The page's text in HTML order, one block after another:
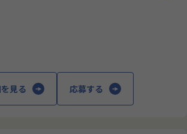
グ参加、問合せ対応をしながら各ITベン
までの業務を振り返り、担当するベンダ
転籍の実例もございます
施しております(エンジニア勉強会、社内
ク比率
率は93%(2023年実績)
モート勤務、技術を身につけた後に地方
ループ企業で培った価値創造型のプロ
推進するクライアントの様々な課題の解
を推進する開発体制の内製化支援事業
進を担う若手PM/Director人材の育成
見る 応募する